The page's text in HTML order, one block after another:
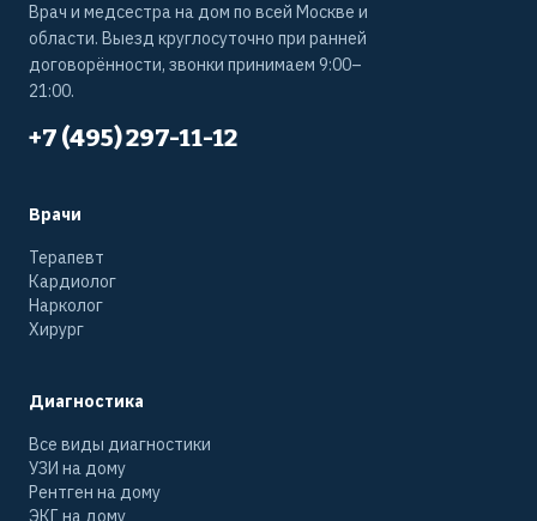
Врач и медсестра на дом по всей Москве и
области. Выезд круглосуточно при ранней
договорённости, звонки принимаем 9:00–
21:00.
+7 (495) 297-11-12
Врачи
Терапевт
Кардиолог
Нарколог
Хирург
Диагностика
Все виды диагностики
УЗИ на дому
Рентген на дому
ЭКГ на дому